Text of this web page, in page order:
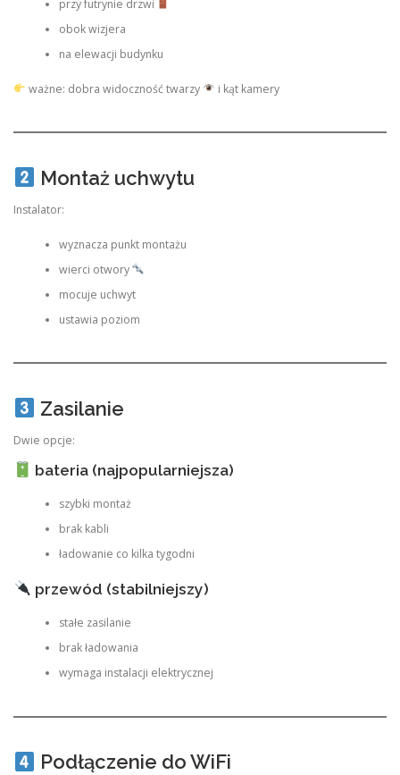
przy futrynie drzwi
obok wizjera
na elewacji budynku
ważne: dobra widoczność twarzy i kąt kamery
Montaż uchwytu
Instalator:
wyznacza punkt montażu
wierci otwory
mocuje uchwyt
ustawia poziom
Zasilanie
Dwie opcje:
bateria (najpopularniejsza)
szybki montaż
brak kabli
ładowanie co kilka tygodni
przewód (stabilniejszy)
stałe zasilanie
brak ładowania
wymaga instalacji elektrycznej
Podłączenie do WiFi